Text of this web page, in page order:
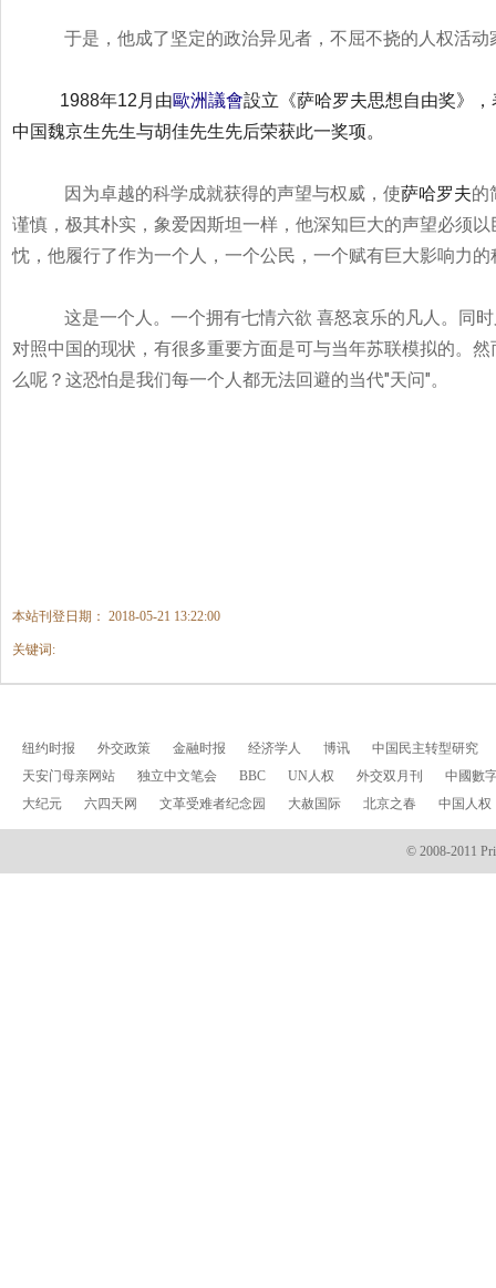
于是，他成了坚定的政治异见者，不屈不挠的人权活
1988年12月由歐洲議會設立《萨哈罗夫思想自由奖》，
中国魏京生先生与胡佳先生先后荣获此一奖项。
因为卓越的科学成就获得的声望与权威，使萨哈罗夫的
谨慎，极其朴实，象爱因斯坦一样，他深知巨大的声望必须
忱，他履行了作为一个人，一个公民，一个赋有巨大影响力
这是一个人。一个拥有七情六欲 喜怒哀乐的凡人。同
对照中国的现状，有很多重要方面是可与当年苏联模拟的。
么呢？这恐怕是我们每一个人都无法回避的当代"天问"。
本站刊登日期： 2018-05-21 13:22:00
关键词:
纽约时报 外交政策 金融时报 经济学人 博讯
中国民主转型研究
天安门母亲网站
独立中文笔会 BBC UN人权 外交双月刊
中國數
大纪元
六四天网 文革受难者纪念园 大赦国际 北京之春 中国人权
© 2008-2011